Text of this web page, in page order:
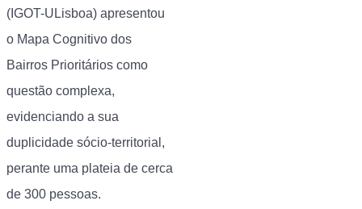
(IGOT-ULisboa) apresentou
o Mapa Cognitivo dos
Bairros Prioritários como
questão complexa,
evidenciando a sua
duplicidade sócio-territorial,
perante uma plateia de cerca
de 300 pessoas.